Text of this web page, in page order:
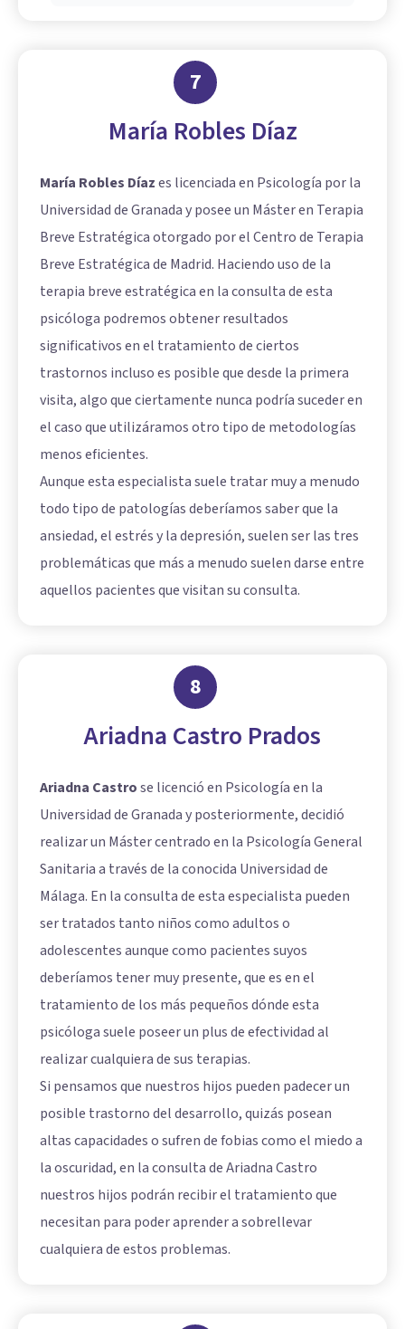
7
María Robles Díaz
María Robles Díazes licenciada en Psicología por la
Universidad de Granada y posee un Máster en Terapia
Breve Estratégica otorgado por el Centro de Terapia
Breve Estratégica de Madrid. Haciendo uso de la
terapia breve estratégica en la consulta de esta
psicóloga podremos obtener resultados
significativos en el tratamiento de ciertos
trastornos incluso es posible que desde la primera
visita, algo que ciertamente nunca podría suceder en
el caso que utilizáramos otro tipo de metodologías
menos eficientes.
Aunque esta especialista suele tratar muy a menudo
todo tipo de patologías deberíamos saber que la
ansiedad, el estrés y la depresión, suelen ser las tres
problemáticas que más a menudo suelen darse entre
aquellos pacientes que visitan su consulta.
8
Ariadna Castro Prados
Ariadna Castrose licenció en Psicología en la
Universidad de Granada y posteriormente, decidió
realizar un Máster centrado en la Psicología General
Sanitaria a través de la conocida Universidad de
Málaga. En la consulta de esta especialista pueden
ser tratados tanto niños como adultos o
adolescentes aunque como pacientes suyos
deberíamos tener muy presente, que es en el
tratamiento de los más pequeños dónde esta
psicóloga suele poseer un plus de efectividad al
realizar cualquiera de sus terapias.
Si pensamos que nuestros hijos pueden padecer un
posible trastorno del desarrollo, quizás posean
altas capacidades o sufren de fobias como el miedo a
la oscuridad, en la consulta de Ariadna Castro
nuestros hijos podrán recibir el tratamiento que
necesitan para poder aprender a sobrellevar
cualquiera de estos problemas.